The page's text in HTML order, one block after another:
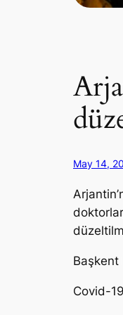
May 14,
Başkent
Covid-